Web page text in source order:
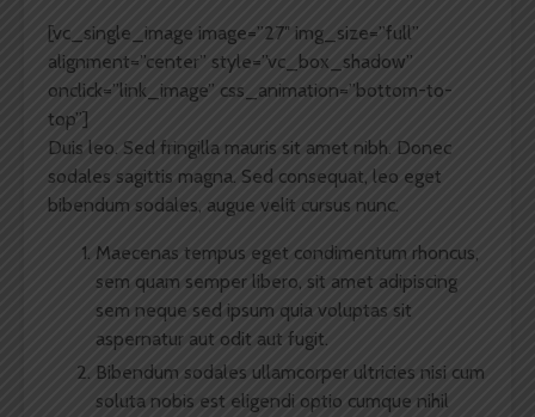
[vc_single_image image=”27″ img_size=”full”
alignment=”center” style=”vc_box_shadow”
onclick=”link_image” css_animation=”bottom-to-
top”]
Duis leo. Sed fringilla mauris sit amet nibh. Donec
sodales sagittis magna. Sed consequat, leo eget
bibendum sodales, augue velit cursus nunc.
Maecenas tempus eget condimentum rhoncus,
sem quam semper libero, sit amet adipiscing
sem neque sed ipsum quia voluptas sit
aspernatur aut odit aut fugit.
Bibendum sodales ullamcorper ultricies nisi cum
soluta nobis est eligendi optio cumque nihil